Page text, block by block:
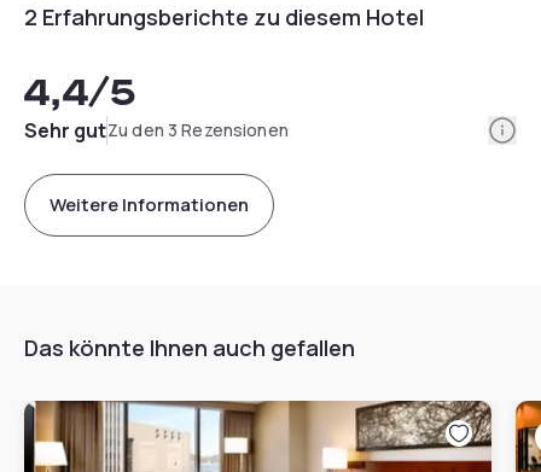
2 Erfahrungsberichte zu diesem Hotel
4,4/5
Sehr gutZu den 3 Rezensionen
Weitere Informationen
Das könnte Ihnen auch gefallen